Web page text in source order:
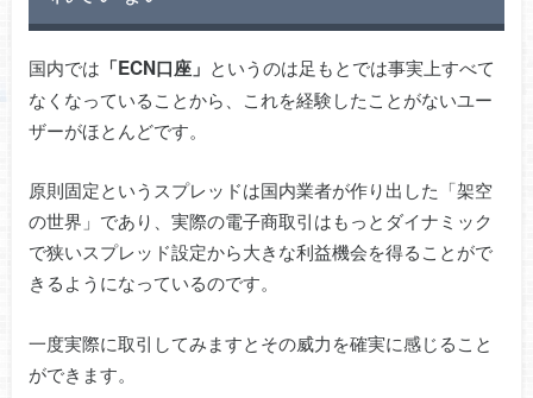
国内では 「ECN口座」 というのは足もとでは事実上すべて
なくなっていることから、これを経験したことがないユー
ザーがほとんどです。
原則固定というスプレッドは国内業者が作り出した「架空
の世界」であり、実際の電子商取引はもっとダイナミック
で狭いスプレッド設定から大きな利益機会を得ることがで
きるようになっているのです。
一度実際に取引してみますとその威力を確実に感じること
ができます。